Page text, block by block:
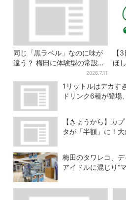
同じ「黒ラベル」なのに味が
違う？ 梅田に体験型の常設
店、“1人2杯まで”で0次会にも
便利
2026.7.11
【
ほ
定
1リットルはデカす
ドリンク6種が登場
【きょうから】カ
タが「半額」に！
梅田のタワレコ、
アイドルに混じり“